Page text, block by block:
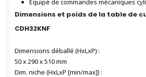
Équipé de commandes mécaniques
Dimensions et poids de la table de
CDH32KNF
Dimensions déballé (HxLxP) :
50 x 290 x 510 mm
Dim. niche (HxLxP [min/max]) :